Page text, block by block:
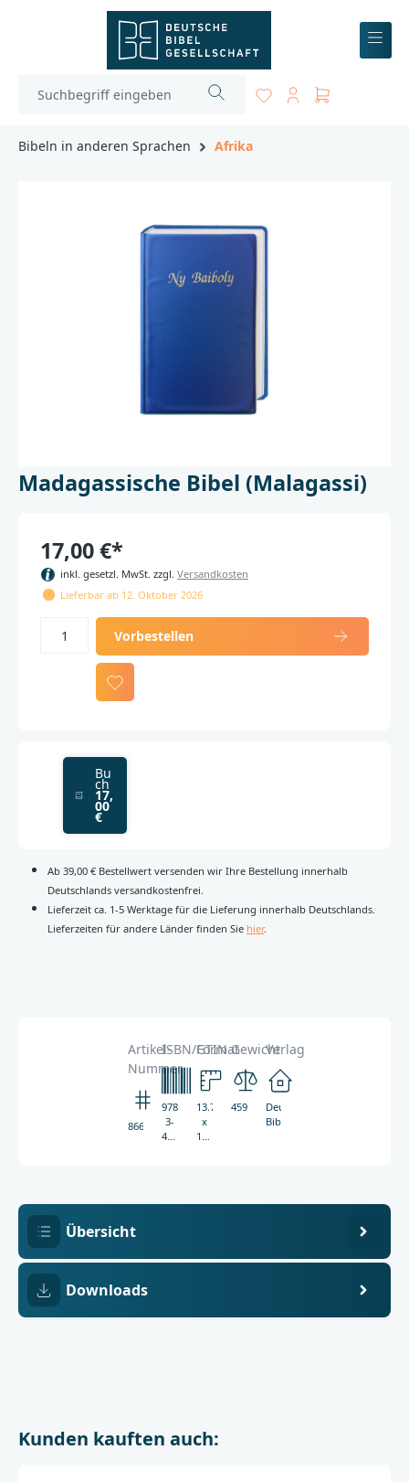
Bibeln in anderen Sprachen Afrika
Madagassische Bibel (Malagassi)
17,00 €*
inkl. gesetzl. MwSt. zzgl. Versandkosten
Lieferbar ab 12. Oktober 2026
Vorbestellen
Bu
ch
17,
00
€
Ab 39,00 € Bestellwert versenden wir Ihre Bestellung innerhalb
Deutschlands versandkostenfrei.
Lieferzeit ca. 1-5 Werktage für die Lieferung innerhalb Deutschlands.
Lieferzeiten für andere Länder finden Sie hier.
Artikel-
Nummer
8665
ISBN/GTIN
978-
3-
438-
Format
13.7
x
19.6
Gewicht
459g
Verlag
Deutsche
Bibelgesellschaft
Übersicht
Downloads
Kunden kauften auch: